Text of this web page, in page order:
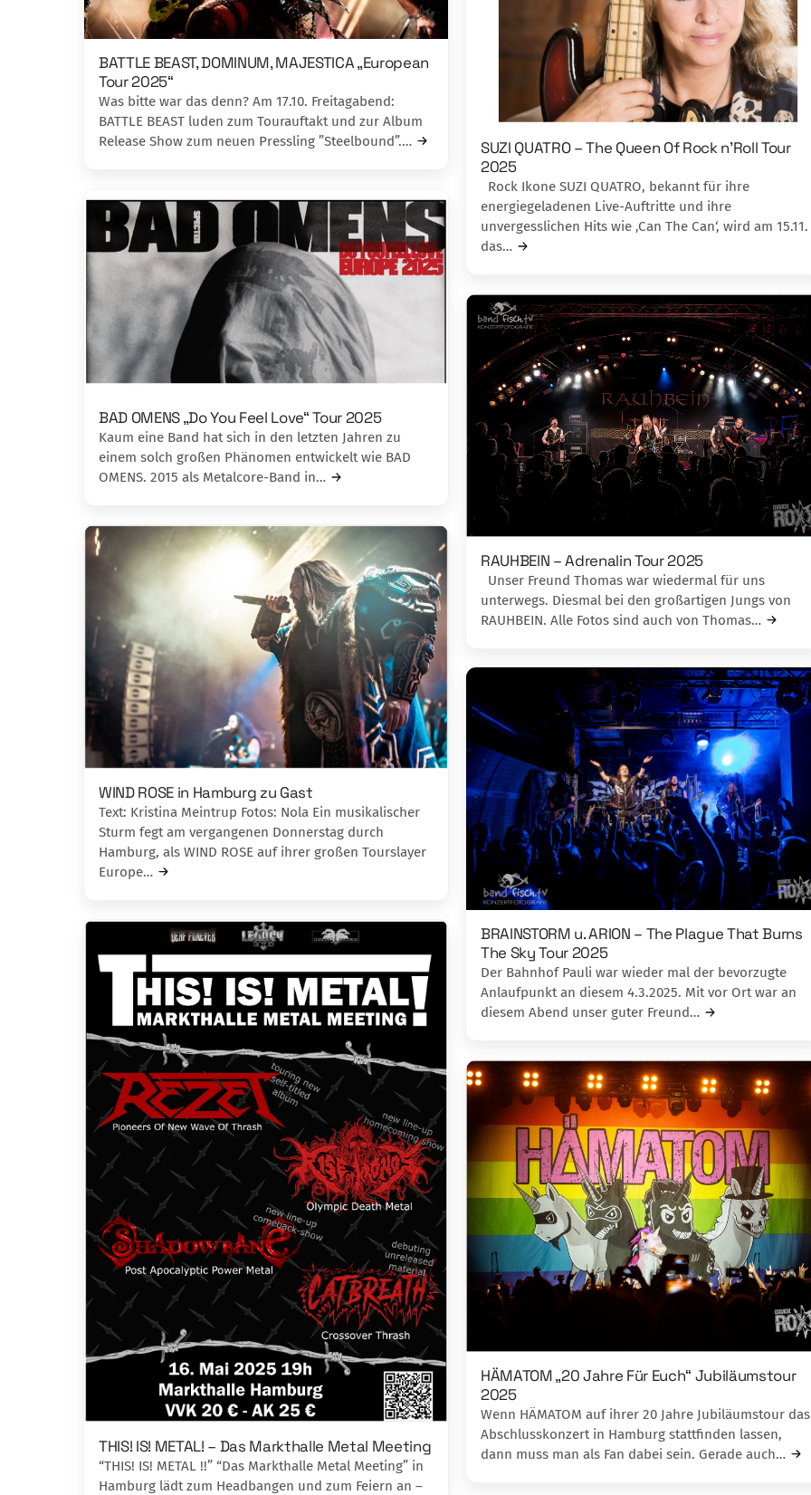
BATTLE BEAST, DOMINUM, MAJESTICA „European
Tour 2025“
Was bitte war das denn? Am 17.10. Freitagabend:
BATTLE BEAST luden zum Tourauftakt und zur Album
Release Show zum neuen Pressling ”Steelbound”.…
BAD OMENS „Do You Feel Love“ Tour 2025
Kaum eine Band hat sich in den letzten Jahren zu
einem solch großen Phänomen entwickelt wie BAD
OMENS. 2015 als Metalcore-Band in…
SUZI QUATRO – The Queen Of Rock n’Roll Tour
2025
Rock Ikone SUZI QUATRO, bekannt für ihre
energiegeladenen Live-Auftritte und ihre
unvergesslichen Hits wie ‚Can The Can‘, wird am 15.11.
das…
WIND ROSE in Hamburg zu Gast
Text: Kristina Meintrup Fotos: Nola Ein musikalischer
Sturm fegt am vergangenen Donnerstag durch
Hamburg, als WIND ROSE auf ihrer großen Tourslayer
Europe…
RAUHBEIN – Adrenalin Tour 2025
Unser Freund Thomas war wiedermal für uns
unterwegs. Diesmal bei den großartigen Jungs von
RAUHBEIN. Alle Fotos sind auch von Thomas…
THIS! IS! METAL! – Das Markthalle Metal Meeting
“THIS! IS! METAL !!” “Das Markthalle Metal Meeting” in
Hamburg lädt zum Headbangen und zum Feiern an –
BRAINSTORM u. ARION – The Plague That Burns
The Sky Tour 2025
Der Bahnhof Pauli war wieder mal der bevorzugte
Anlaufpunkt an diesem 4.3.2025. Mit vor Ort war an
diesem Abend unser guter Freund…
HÄMATOM „20 Jahre Für Euch“ Jubiläumstour
2025
Wenn HÄMATOM auf ihrer 20 Jahre Jubiläumstour das
Abschlusskonzert in Hamburg stattfinden lassen,
dann muss man als Fan dabei sein. Gerade auch…